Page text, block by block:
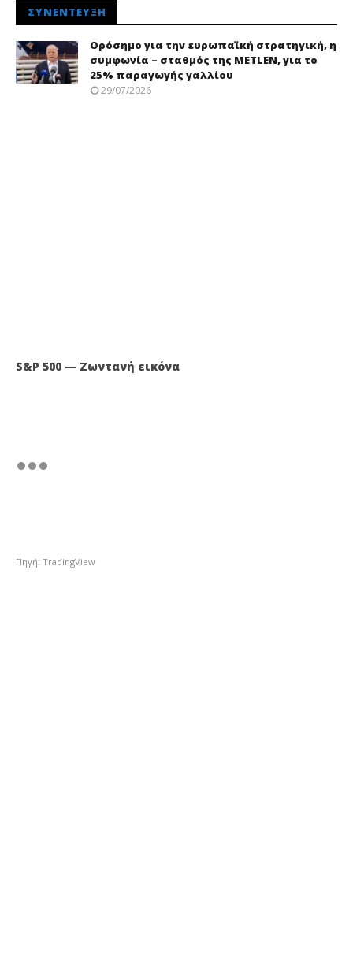
ΣΥΝΈΝΤΕΥΞΗ
Ορόσημο για την ευρωπαϊκή στρατηγική, η
συμφωνία – σταθμός της METLEN, για το
25% παραγωγής γαλλίου
29/07/2026
S&P 500 — Ζωντανή εικόνα
Πηγή: TradingView